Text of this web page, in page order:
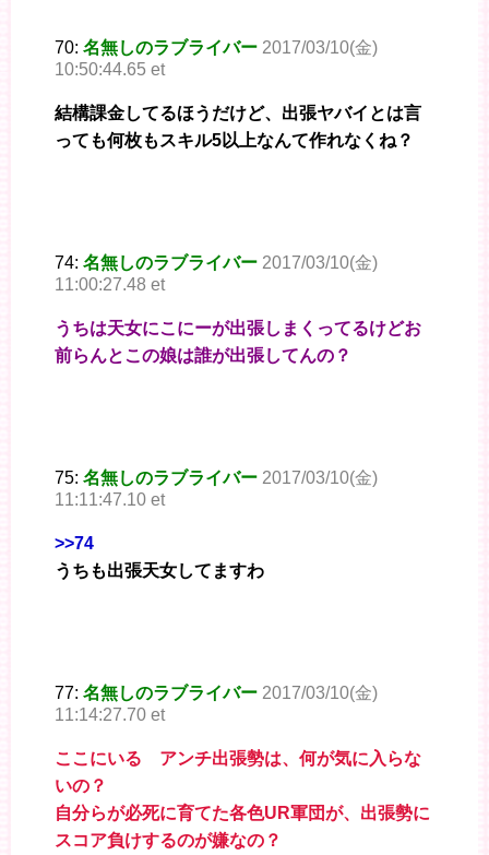
70: 名無しのラブライバー 2017/03/10(金)
10:50:44.65 et
結構課金してるほうだけど、出張ヤバイとは言
っても何枚もスキル5以上なんて作れなくね？
74: 名無しのラブライバー 2017/03/10(金)
11:00:27.48 et
うちは天女にこにーが出張しまくってるけどお
前らんとこの娘は誰が出張してんの？
75: 名無しのラブライバー 2017/03/10(金)
11:11:47.10 et
>>74
うちも出張天女してますわ
77: 名無しのラブライバー 2017/03/10(金)
11:14:27.70 et
ここにいる アンチ出張勢は、何が気に入らな
いの？
自分らが必死に育てた各色UR軍団が、出張勢に
スコア負けするのが嫌なの？